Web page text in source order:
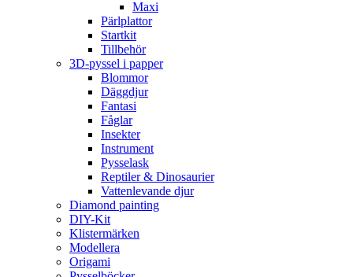
Maxi
Pärlplattor
Startkit
Tillbehör
3D-pyssel i papper
Blommor
Däggdjur
Fantasi
Fåglar
Insekter
Instrument
Pysselask
Reptiler & Dinosaurier
Vattenlevande djur
Diamond painting
DIY-Kit
Klistermärken
Modellera
Origami